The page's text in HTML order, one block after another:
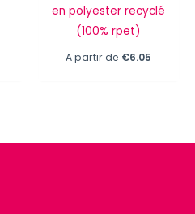
en polyester recyclé
(100% rpet)
A partir de €6.05